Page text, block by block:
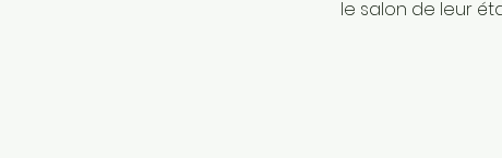
le salon de leur